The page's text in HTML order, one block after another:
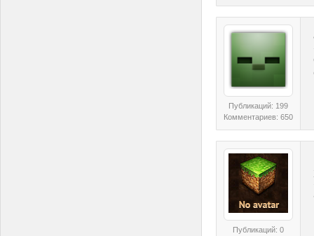
Публикаций: 199
Комментариев: 650
Публикаций: 0